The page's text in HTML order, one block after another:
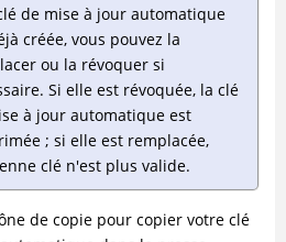
de mise à jour automatique
créée, vous pouvez la
ou la révoquer si
Si elle est révoquée, la clé
à jour automatique est
; si elle est remplacée,
clé n'est plus valide.
de copie pour copier votre clé